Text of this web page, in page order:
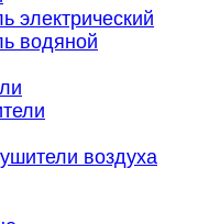
электрический
водяной
воздуха